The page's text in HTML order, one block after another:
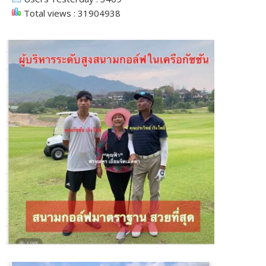
Total views : 31904938